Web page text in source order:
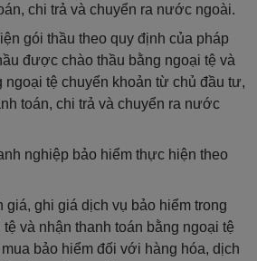
chi trả và chuyển ra nước ngoài.
gói thầu theo quy định của pháp
được chào thầu bằng ngoại tệ và
ngoại tệ chuyển khoản từ chủ đầu tư,
toán, chi trả và chuyển ra nước
nghiệp bảo hiểm thực hiện theo
ghi giá dịch vụ bảo hiểm trong
và nhận thanh toán bằng ngoại tệ
bảo hiểm đối với hàng hóa, dịch